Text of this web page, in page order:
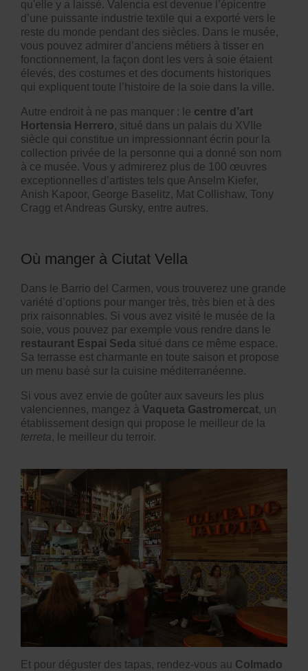
qu'elle y a laissé. Valencia est devenue l’épicentre
d’une puissante industrie textile qui a exporté vers le
reste du monde pendant des siècles. Dans le musée,
vous pouvez admirer d’anciens métiers à tisser en
fonctionnement, la façon dont les vers à soie étaient
élevés, des costumes et des documents historiques
qui expliquent toute l’histoire de la soie dans la ville.
Autre endroit à ne pas manquer : le centre d’art
Hortensia Herrero, situé dans un palais du XVIIe
siècle qui constitue un impressionnant écrin pour la
collection privée de la personne qui a donné son nom
à ce musée. Vous y admirerez plus de 100 œuvres
exceptionnelles d’artistes tels que Anselm Kiefer,
Anish Kapoor, George Baselitz, Mat Collishaw, Tony
Cragg et Andreas Gursky, entre autres.
Où manger à Ciutat Vella
Dans le Barrio del Carmen, vous trouverez une grande
variété d’options pour manger très, très bien et à des
prix raisonnables. Si vous avez visité le musée de la
soie, vous pouvez par exemple vous rendre dans le
restaurant Espai Seda situé dans ce même espace.
Sa terrasse est charmante en toute saison et propose
un menu basé sur la cuisine méditerranéenne.
Si vous avez envie de goûter aux saveurs les plus
valenciennes, mangez à Vaqueta Gastromercat, un
établissement design qui propose le meilleur de la
terreta, le meilleur du terroir.
Et pour déguster des tapas, rendez-vous au Colmado